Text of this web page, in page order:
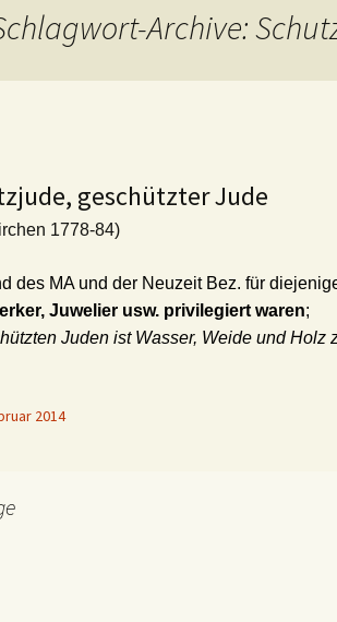
Archive:
geschützter Jude
1778-84)
des MA und der Neuzeit Bez. für
Juwelier usw. privilegiert waren;
Juden ist Wasser, Weide und Holz
2014